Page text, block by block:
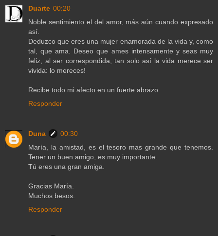
Duarte 00:20
Noble sentimiento el del amor, más aún cuando expresado
así.
Deduzco que eres una mujer enamorada de la vida y, como
tal, que ama. Deseo que ames intensamente y seas muy
feliz, al ser correspondida, tan solo así la vida merece ser
vivida: lo mereces!
Recibe todo mi afecto en un fuerte abrazo
Responder
Duna
00:30
María, la amistad, es el tesoro mas grande que tenemos.
Tener un buen amigo, es muy importante.
Tú eres una gran amiga.
Gracias María.
Muchos besos.
Responder